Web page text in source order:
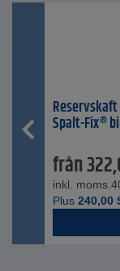
Spalt-Fix®
från
inkl. moms.
Plus 240,00